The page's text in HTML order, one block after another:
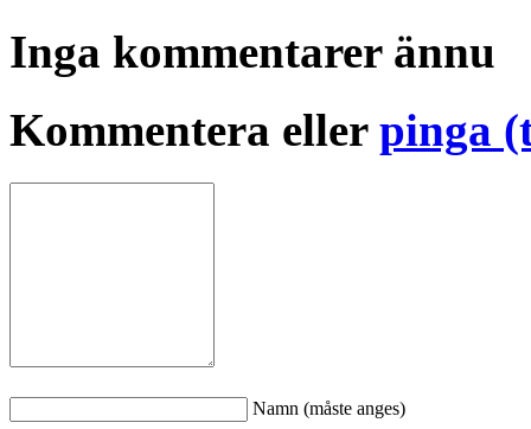
Inga kommentarer ännu
Kommentera eller pinga
Namn (måste anges)